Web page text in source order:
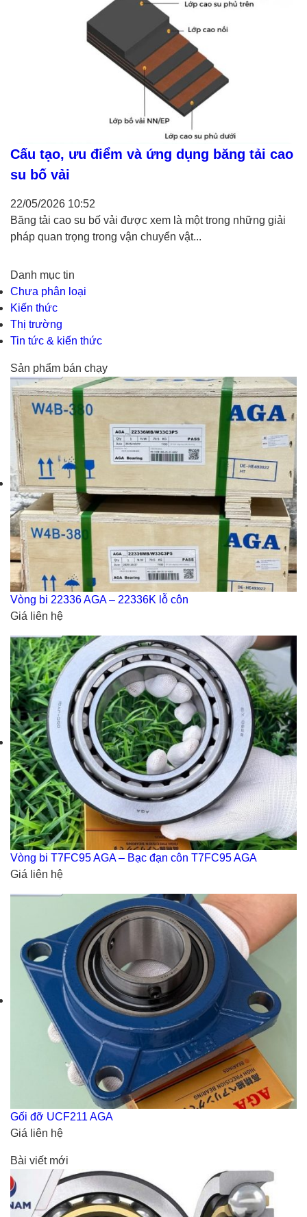
Cấu tạo, ưu điểm và ứng dụng băng tải cao
su bố vải
22/05/2026 10:52
Băng tải cao su bố vải được xem là một trong những giải
pháp quan trọng trong vận chuyển vật...
Danh mục tin
Chưa phân loại
Kiến thức
Thị trường
Tin tức & kiến thức
Sản phẩm bán chạy
Vòng bi 22336 AGA – 22336K lỗ côn
Giá liên hệ
Vòng bi T7FC95 AGA – Bạc đạn côn T7FC95 AGA
Giá liên hệ
Gối đỡ UCF211 AGA
Giá liên hệ
Bài viết mới